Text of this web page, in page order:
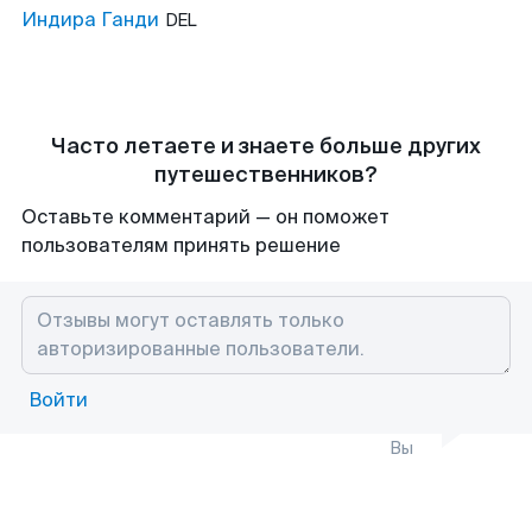
Индира Ганди DEL
Часто летаете и знаете больше других
путешественников?
Оставьте комментарий — он поможет
пользователям принять решение
Войти
Вы